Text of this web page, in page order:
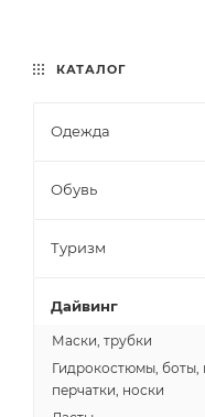
КАТАЛОГ
Одежда
Обувь
Туризм
Дайвинг
Маски, трубки
Гидрокостюмы,
перчатки, носки